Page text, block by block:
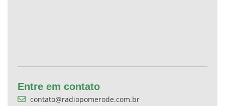
Entre em contato
contato@radiopomerode.com.br